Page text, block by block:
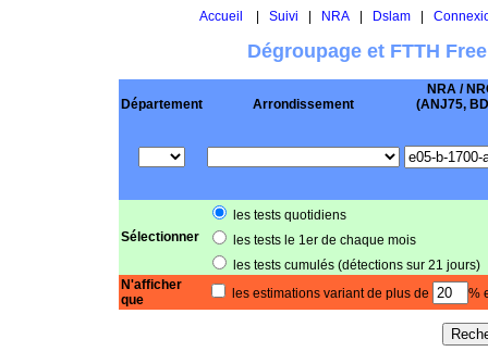
Accueil Suivi NRA| Dslam|
Dégroupage et FTTH
Département Arrondissement
NRA /
(ANJ75,
Sélectionner
les tests quotidiens
les tests le 1er de chaque mois
les tests cumulés (détections sur 21 jours)
N'afficher
que
les estimations variant de plus de %